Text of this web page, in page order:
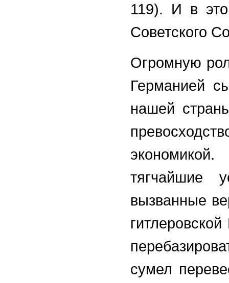
119). И в
Советского
Огромную
Германией
нашей
тягчайшие
вызванные
сумел